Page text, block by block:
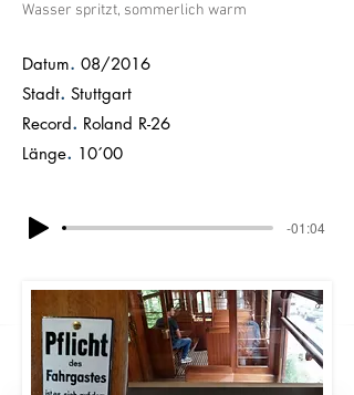
Wasser spritzt, sommerlich warm
Datum. 08/2016
Stadt. Stuttgart
Record. Roland R-26
Länge. 10´00
-01:04